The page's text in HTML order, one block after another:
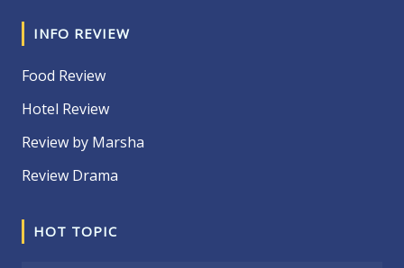
INFO REVIEW
Food Review
Hotel Review
Review by Marsha
Review Drama
HOT TOPIC